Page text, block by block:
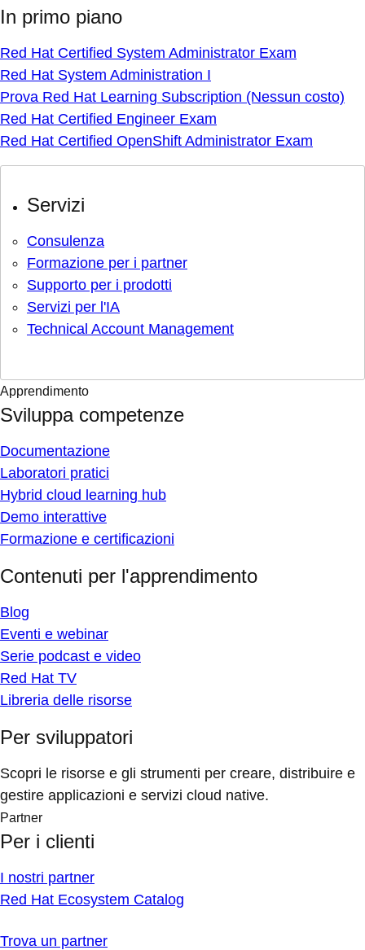
In primo piano
Red Hat Certified System Administrator Exam
Red Hat System Administration I
Prova Red Hat Learning Subscription (Nessun costo)
Red Hat Certified Engineer Exam
Red Hat Certified OpenShift Administrator Exam
Servizi
Consulenza
Formazione per i partner
Supporto per i prodotti
Servizi per l'IA
Technical Account Management
Apprendimento
Sviluppa competenze
Documentazione
Laboratori pratici
Hybrid cloud learning hub
Demo interattive
Formazione e certificazioni
Contenuti per l'apprendimento
Blog
Eventi e webinar
Serie podcast e video
Red Hat TV
Libreria delle risorse
Per sviluppatori
Scopri le risorse e gli strumenti per creare, distribuire e
gestire applicazioni e servizi cloud native.
Partner
Per i clienti
I nostri partner
Red Hat Ecosystem Catalog
Trova un partner